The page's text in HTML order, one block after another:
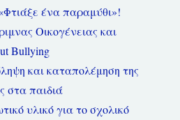
ένα παραμύθι»!
Οικογένειας και
Bullying
και καταπολέμηση της
στα παιδιά
υλικό για το σχολικό